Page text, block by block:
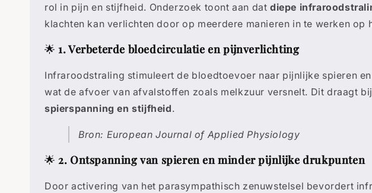
rol in pijn en stijfheid. Onderzoek toont aan datdiepe
klachten kan verlichten door op meerdere manieren in te werken op
🌟1. Verbeterde bloedcirculatie en pijnverlichting
Infraroodstraling stimuleert de bloedtoevoer naar pijnlijke spieren
wat de afvoer van afvalstoffen zoals melkzuur versnelt. Dit draagt
spierspanning en stijfheid.
Bron: European Journal of Applied Physiology
🌟2. Ontspanning van spieren en minder pijnlijke drukpunten
Door activering van het parasympathisch zenuwstelsel bevordert